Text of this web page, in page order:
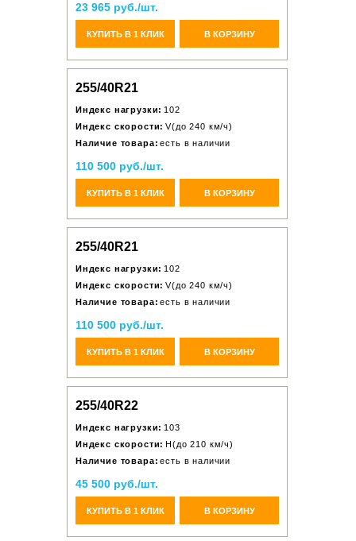
23 965 руб./шт.
КУПИТЬ В 1 КЛИК В КОРЗИНУ
255/40R21
Индекс нагрузки: 102
Индекс скорости: V(до 240 км/ч)
Наличие товара: есть в наличии
110 500 руб./шт.
КУПИТЬ В 1 КЛИК В КОРЗИНУ
255/40R21
Индекс нагрузки: 102
Индекс скорости: V(до 240 км/ч)
Наличие товара: есть в наличии
110 500 руб./шт.
КУПИТЬ В 1 КЛИК В КОРЗИНУ
255/40R22
Индекс нагрузки: 103
Индекс скорости: H(до 210 км/ч)
Наличие товара: есть в наличии
45 500 руб./шт.
КУПИТЬ В 1 КЛИК В КОРЗИНУ